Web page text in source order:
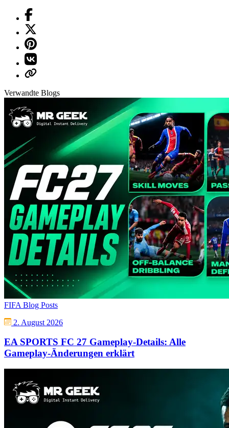
Verwandte Blogs
FIFA Blog Posts
2. August 2026
EA SPORTS FC 27 Gameplay-Details: Alle
Gameplay-Änderungen erklärt